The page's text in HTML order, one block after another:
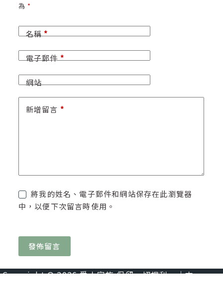
為 *
名稱*
電子郵件*
網站
新增留言 *
將我的姓名、電子郵件和網站保存在此瀏覽器
中，以便下次留言時使用。
發佈留言
Copyright © 2026 愛人家族 保留一切權利。｜本